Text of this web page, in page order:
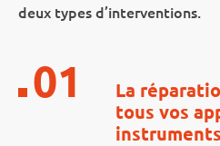
deux types d’interventions.
01
La
tous vos